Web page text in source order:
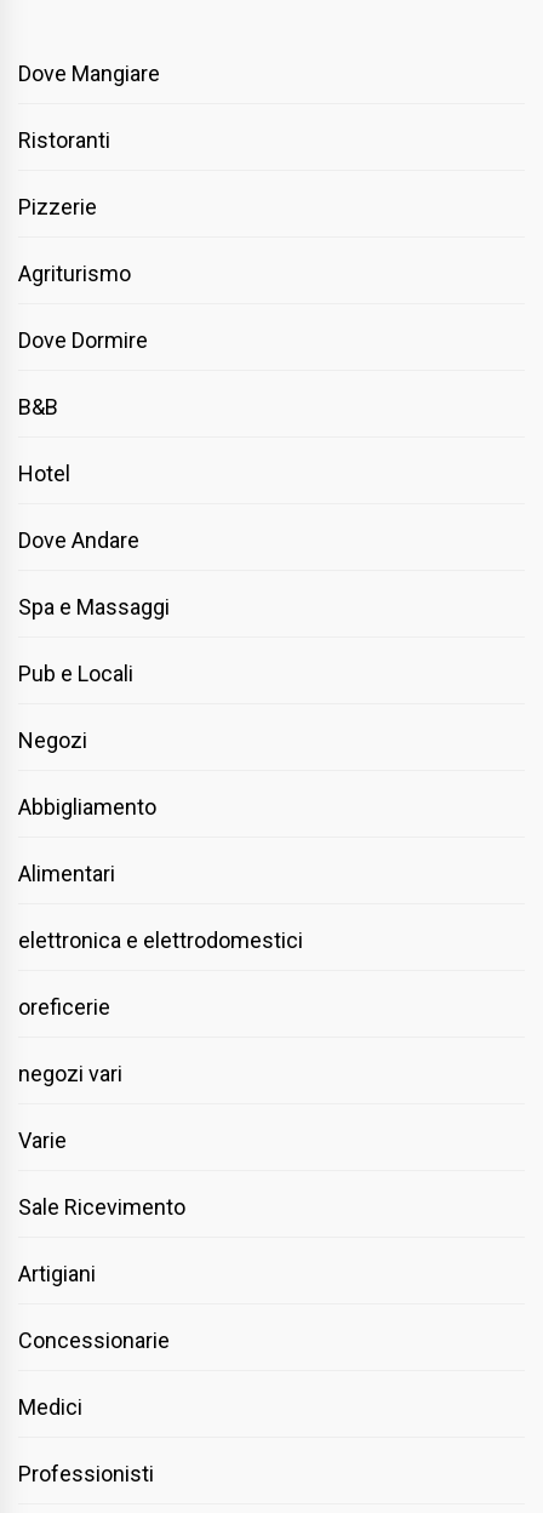
Dove Mangiare
Ristoranti
Pizzerie
Agriturismo
Dove Dormire
B&B
Hotel
Dove Andare
Spa e Massaggi
Pub e Locali
Negozi
Abbigliamento
Alimentari
elettronica e elettrodomestici
oreficerie
negozi vari
Varie
Sale Ricevimento
Artigiani
Concessionarie
Medici
Professionisti